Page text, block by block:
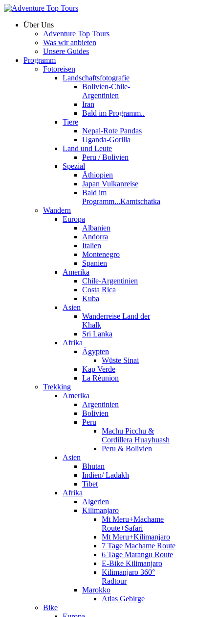
Über Uns
Adventure Top Tours
Was wir anbieten
Unsere Guides
Programm
Fotoreisen
Landschaftsfotografie
Bolivien-Chile-
Argentinien
Iran
Bald im Programm..
Tiere
Nepal-Rote Pandas
Uganda-Gorilla
Land und Leute
Peru / Bolivien
Spezial
Äthiopien
Japan Vulkanreise
Bald im
Programm...Kamtschatka
Wandern
Europa
Albanien
Andorra
Italien
Montenegro
Spanien
Amerika
Chile-Argentinien
Costa Rica
Kuba
Asien
Wanderreise Land der
Khalk
Sri Lanka
Afrika
Ägypten
Wüste Sinai
Kap Verde
La Rèunion
Trekking
Amerika
Argentinien
Bolivien
Peru
Machu Picchu &
Cordillera Huayhuash
Peru & Bolivien
Asien
Bhutan
Indien/ Ladakh
Tibet
Afrika
Algerien
Kilimanjaro
Mt Meru+Machame
Route+Safari
Mt Meru+Kilimanjaro
7 Tage Machame Route
6 Tage Marangu Route
E-Bike Kilimanjaro
Kilimanjaro 360°
Radtour
Marokko
Atlas Gebirge
Bike